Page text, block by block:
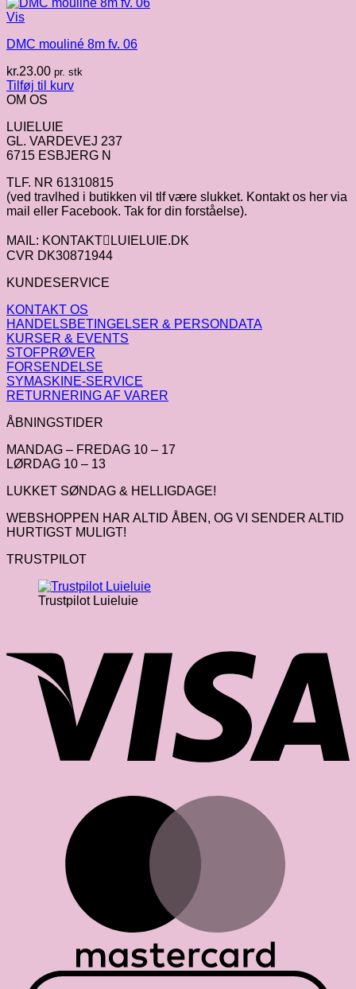
Vis
DMC mouliné 8m fv. 06
kr.23.00 pr. stk
Tilføj til kurv
OM OS
LUIELUIE
GL. VARDEVEJ 237
6715 ESBJERG N
TLF. NR 61310815
(ved travlhed i butikken vil tlf være slukket. Kontakt os her via
mail eller Facebook. Tak for din forståelse).
MAIL: KONTAKTLUIELUIE.DK
CVR DK30871944
KUNDESERVICE
KONTAKT OS
HANDELSBETINGELSER & PERSONDATA
KURSER & EVENTS
STOFPRØVER
FORSENDELSE
SYMASKINE-SERVICE
RETURNERING AF VARER
ÅBNINGSTIDER
MANDAG – FREDAG 10 – 17
LØRDAG 10 – 13
LUKKET SØNDAG & HELLIGDAGE!
WEBSHOPPEN HAR ALTID ÅBEN, OG VI SENDER ALTID
HURTIGST MULIGT!
TRUSTPILOT
Trustpilot Luieluie